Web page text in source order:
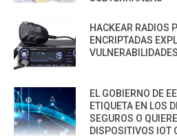
HACKEAR RADIOS
ENCRIPTADAS
VULNERABILIDADES
EL GOBIERNO DE
ETIQUETA EN LOS
SEGUROS O
DISPOSITIVOS IOT